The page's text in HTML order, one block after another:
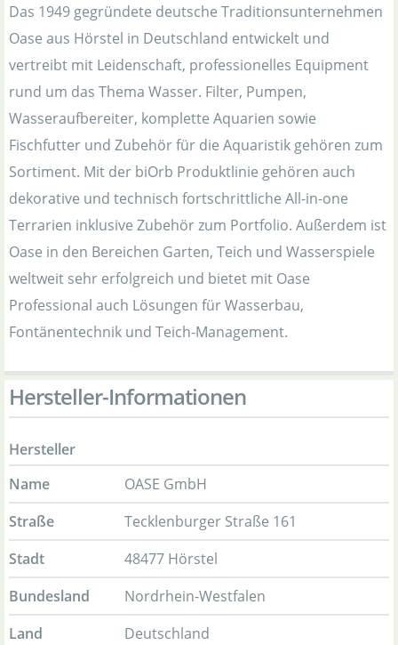
Das 1949 gegründete deutsche Traditionsunternehmen
Oase aus Hörstel in Deutschland entwickelt und
vertreibt mit Leidenschaft, professionelles Equipment
rund um das Thema Wasser. Filter, Pumpen,
Wasseraufbereiter, komplette Aquarien sowie
Fischfutter und Zubehör für die Aquaristik gehören zum
Sortiment. Mit der biOrb Produktlinie gehören auch
dekorative und technisch fortschrittliche All-in-one
Terrarien inklusive Zubehör zum Portfolio. Außerdem ist
Oase in den Bereichen Garten, Teich und Wasserspiele
weltweit sehr erfolgreich und bietet mit Oase
Professional auch Lösungen für Wasserbau,
Fontänentechnik und Teich-Management.
Hersteller-Informationen
Hersteller
Name
OASE GmbH
Straße
Tecklenburger Straße 161
Stadt
48477 Hörstel
Bundesland
Nordrhein-Westfalen
Land
Deutschland